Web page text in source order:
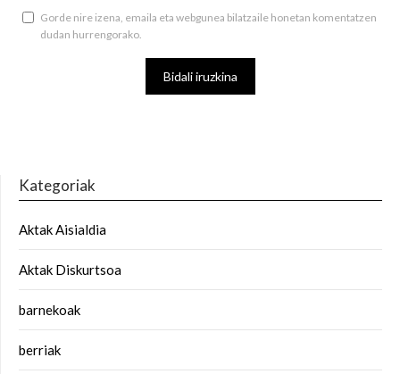
Gorde nire izena, emaila eta webgunea bilatzaile honetan komentatzen
dudan hurrengorako.
Kategoriak
Aktak Aisialdia
Aktak Diskurtsoa
barnekoak
berriak